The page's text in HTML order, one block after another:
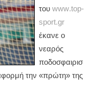
του www.top-
sport.gr
έκανε ο
νεαρός
ποδοσφαιρισ
την «πρώτη» της